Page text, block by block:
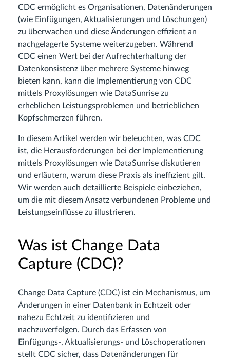
CDC ermöglicht es Organisationen, Datenänderungen
(wie Einfügungen, Aktualisierungen und Löschungen)
zu überwachen und diese Änderungen effizient an
nachgelagerte Systeme weiterzugeben. Während
CDC einen Wert bei der Aufrechterhaltung der
Datenkonsistenz über mehrere Systeme hinweg
bieten kann, kann die Implementierung von CDC
mittels Proxylösungen wie DataSunrise zu
erheblichen Leistungsproblemen und betrieblichen
Kopfschmerzen führen.
In diesem Artikel werden wir beleuchten, was CDC
ist, die Herausforderungen bei der Implementierung
mittels Proxylösungen wie DataSunrise diskutieren
und erläutern, warum diese Praxis als ineffizient gilt.
Wir werden auch detaillierte Beispiele einbeziehen,
um die mit diesem Ansatz verbundenen Probleme und
Leistungseinflüsse zu illustrieren.
Was ist Change Data
Capture (CDC)?
Change Data Capture (CDC) ist ein Mechanismus, um
Änderungen in einer Datenbank in Echtzeit oder
nahezu Echtzeit zu identifizieren und
nachzuverfolgen. Durch das Erfassen von
Einfügungs-, Aktualisierungs- und Löschoperationen
stellt CDC sicher, dass Datenänderungen für